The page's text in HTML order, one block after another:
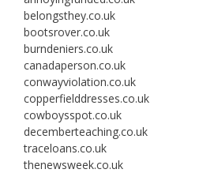
belongsthey.co.uk
bootsrover.co.uk
burndeniers.co.uk
canadaperson.co.uk
conwayviolation.co.uk
copperfielddresses.co.uk
cowboysspot.co.uk
decemberteaching.co.uk
traceloans.co.uk
thenewsweek.co.uk